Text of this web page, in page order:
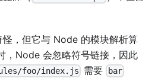
，但它与 Node 的模块解析算
，Node 会忽略符号链接，因此
foo/index.js 需要 bar